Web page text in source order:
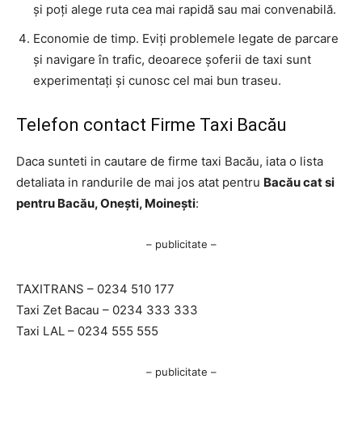
și poți alege ruta cea mai rapidă sau mai convenabilă.
Economie de timp. Eviți problemele legate de parcare
și navigare în trafic, deoarece șoferii de taxi sunt
experimentați și cunosc cel mai bun traseu.
Telefon contact Firme Taxi Bacău
Daca sunteti in cautare de firme taxi Bacău, iata o lista
detaliata in randurile de mai jos atat pentru Bacău cat si
pentru Bacău, Onești, Moinești:
– publicitate –
TAXITRANS – 0234 510 177
Taxi Zet Bacau – 0234 333 333
Taxi LAL – 0234 555 555
– publicitate –